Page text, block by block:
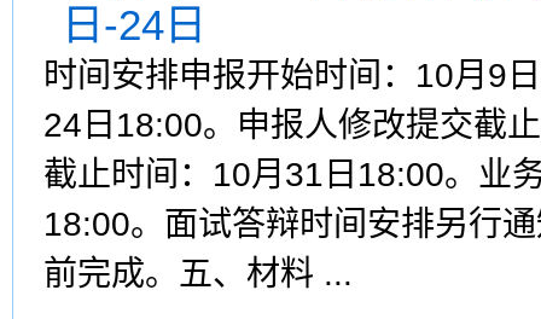
日-24日
时间安排申报开始时间：10月9
24日18:00。申报人修改提交截
截止时间：10月31日18:00。业
18:00。面试答辩时间安排另行
前完成。五、材料 ...